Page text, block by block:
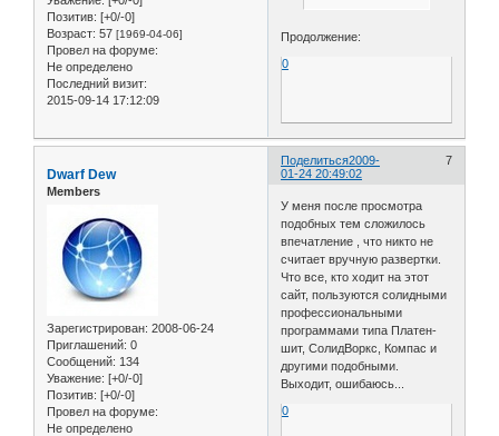
Позитив: [+0/-0]
Возраст: 57 [1969-04-06]
Провел на форуме:
Не определено
Последний визит:
2015-09-14 17:12:09
Продолжение:
0
Поделиться 7
2009-
01-24 20:49:02
Dwarf Dew
Members
Зарегистрирован: 2008-06-24
Приглашений: 0
Сообщений: 134
Уважение: [+0/-0]
Позитив: [+0/-0]
Провел на форуме:
Не определено
У меня после просмотра
подобных тем сложилось
впечатление , что никто не
считает вручную развертки.
Что все, кто ходит на этот
сайт, пользуются солидными
профессиональными
программами типа Платен-
шит, СолидВоркс, Компас и
другими подобными.
Выходит, ошибаюсь...
0